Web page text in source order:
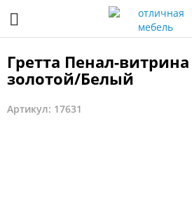
Гретта Пенал-
золотой/Белый
Артикул: 17631